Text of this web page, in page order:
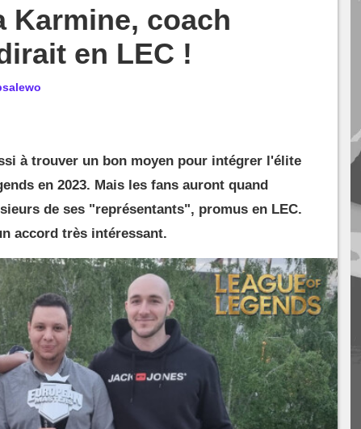
Karmine, coach
en LEC !
à trouver un bon moyen pour intégrer l'élite
en 2023. Mais les fans auront quand
de ses "représentants", promus en LEC.
accord très intéressant.